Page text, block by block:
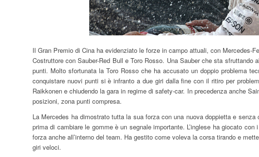
Il Gran Premio di Cina ha evidenziato le forze in campo attuali, con Mercedes-
Costruttore con Sauber-Red Bull e Toro Rosso. Una Sauber che sta
punti. Molto sfortunata la Toro Rosso che ha accusato un doppio problema
conquistare nuovi punti si è infranto a due giri dalla fine con il ritiro per
Raikkonen e chiudendo la gara in regime di safety-car. In precedenza anche
posizioni, zona punti compresa.
La Mercedes ha dimostrato tutta la sua forza con una nuova doppietta e
prima di cambiare le gomme è un segnale importante. L’inglese ha giocato
forza anche all’interno del team. Ha gestito come voleva la corsa tirando e
giri veloci.